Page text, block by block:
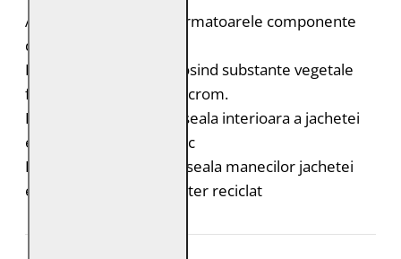
Acest produs contine urmatoarele componente
durabile:
Pielea este tabacita folosind substante vegetale
fara adaos de saruri de crom.
Bumbac organic: captuseala interioara a jachetei
este din bumbac organic
Poliester reciclat: captuseala manecilor jachetei
este realizata din poliester reciclat